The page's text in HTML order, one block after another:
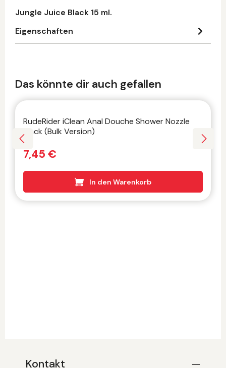
Jungle Juice Black 15 ml.
Eigenschaften
Produktgalerie überspringen
Das könnte dir auch gefallen
RudeRider iClean Anal Douche Shower Nozzle
Black (Bulk Version)
7,45 €
In den Warenkorb
Kontakt